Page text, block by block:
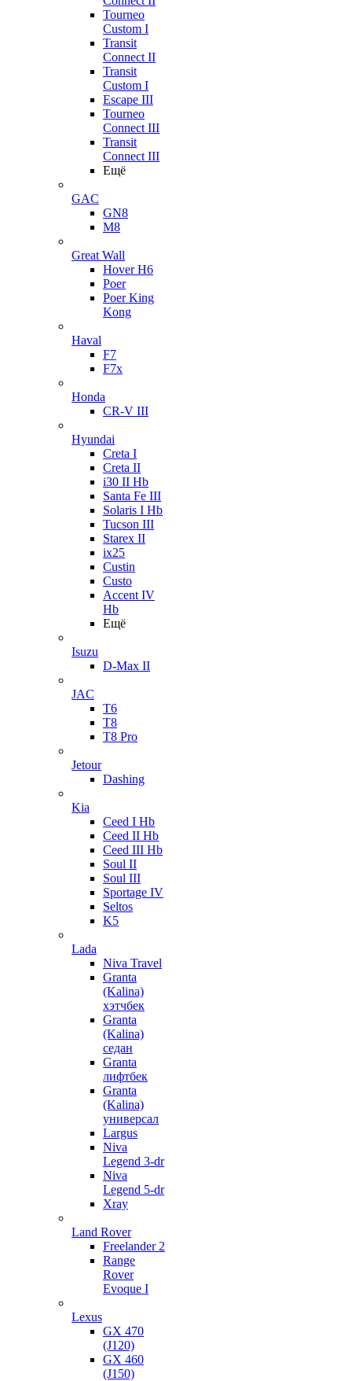
Tourneo
Custom I
Transit
Connect II
Transit
Custom I
Escape III
Tourneo
Connect III
Transit
Connect III
Ещё
GAC
GN8
M8
Great Wall
Hover H6
Poer
Poer King
Kong
Haval
F7
F7x
Honda
CR-V III
Hyundai
Creta I
Creta II
i30 II Hb
Santa Fe III
Solaris I Hb
Tucson III
Starex II
ix25
Custin
Custo
Accent IV
Hb
Ещё
Isuzu
D-Max II
JAC
T6
T8
T8 Pro
Jetour
Dashing
Kia
Ceed I Hb
Ceed II Hb
Ceed III Hb
Soul II
Soul III
Sportage IV
Seltos
K5
Lada
Niva Travel
Granta
(Kalina)
хэтчбек
Granta
(Kalina)
седан
Granta
лифтбек
Granta
(Kalina)
универсал
Largus
Niva
Legend 3-dr
Niva
Legend 5-dr
Xray
Land Rover
Freelander 2
Range
Rover
Evoque I
Lexus
GX 470
(J120)
GX 460
(J150)